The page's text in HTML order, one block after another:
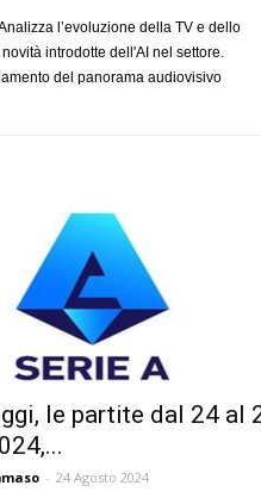
l’evoluzione della TV e dello
introdotte dell'AI nel settore.
del panorama audiovisivo
le partite dal 24 al
- 24 Agosto 2024